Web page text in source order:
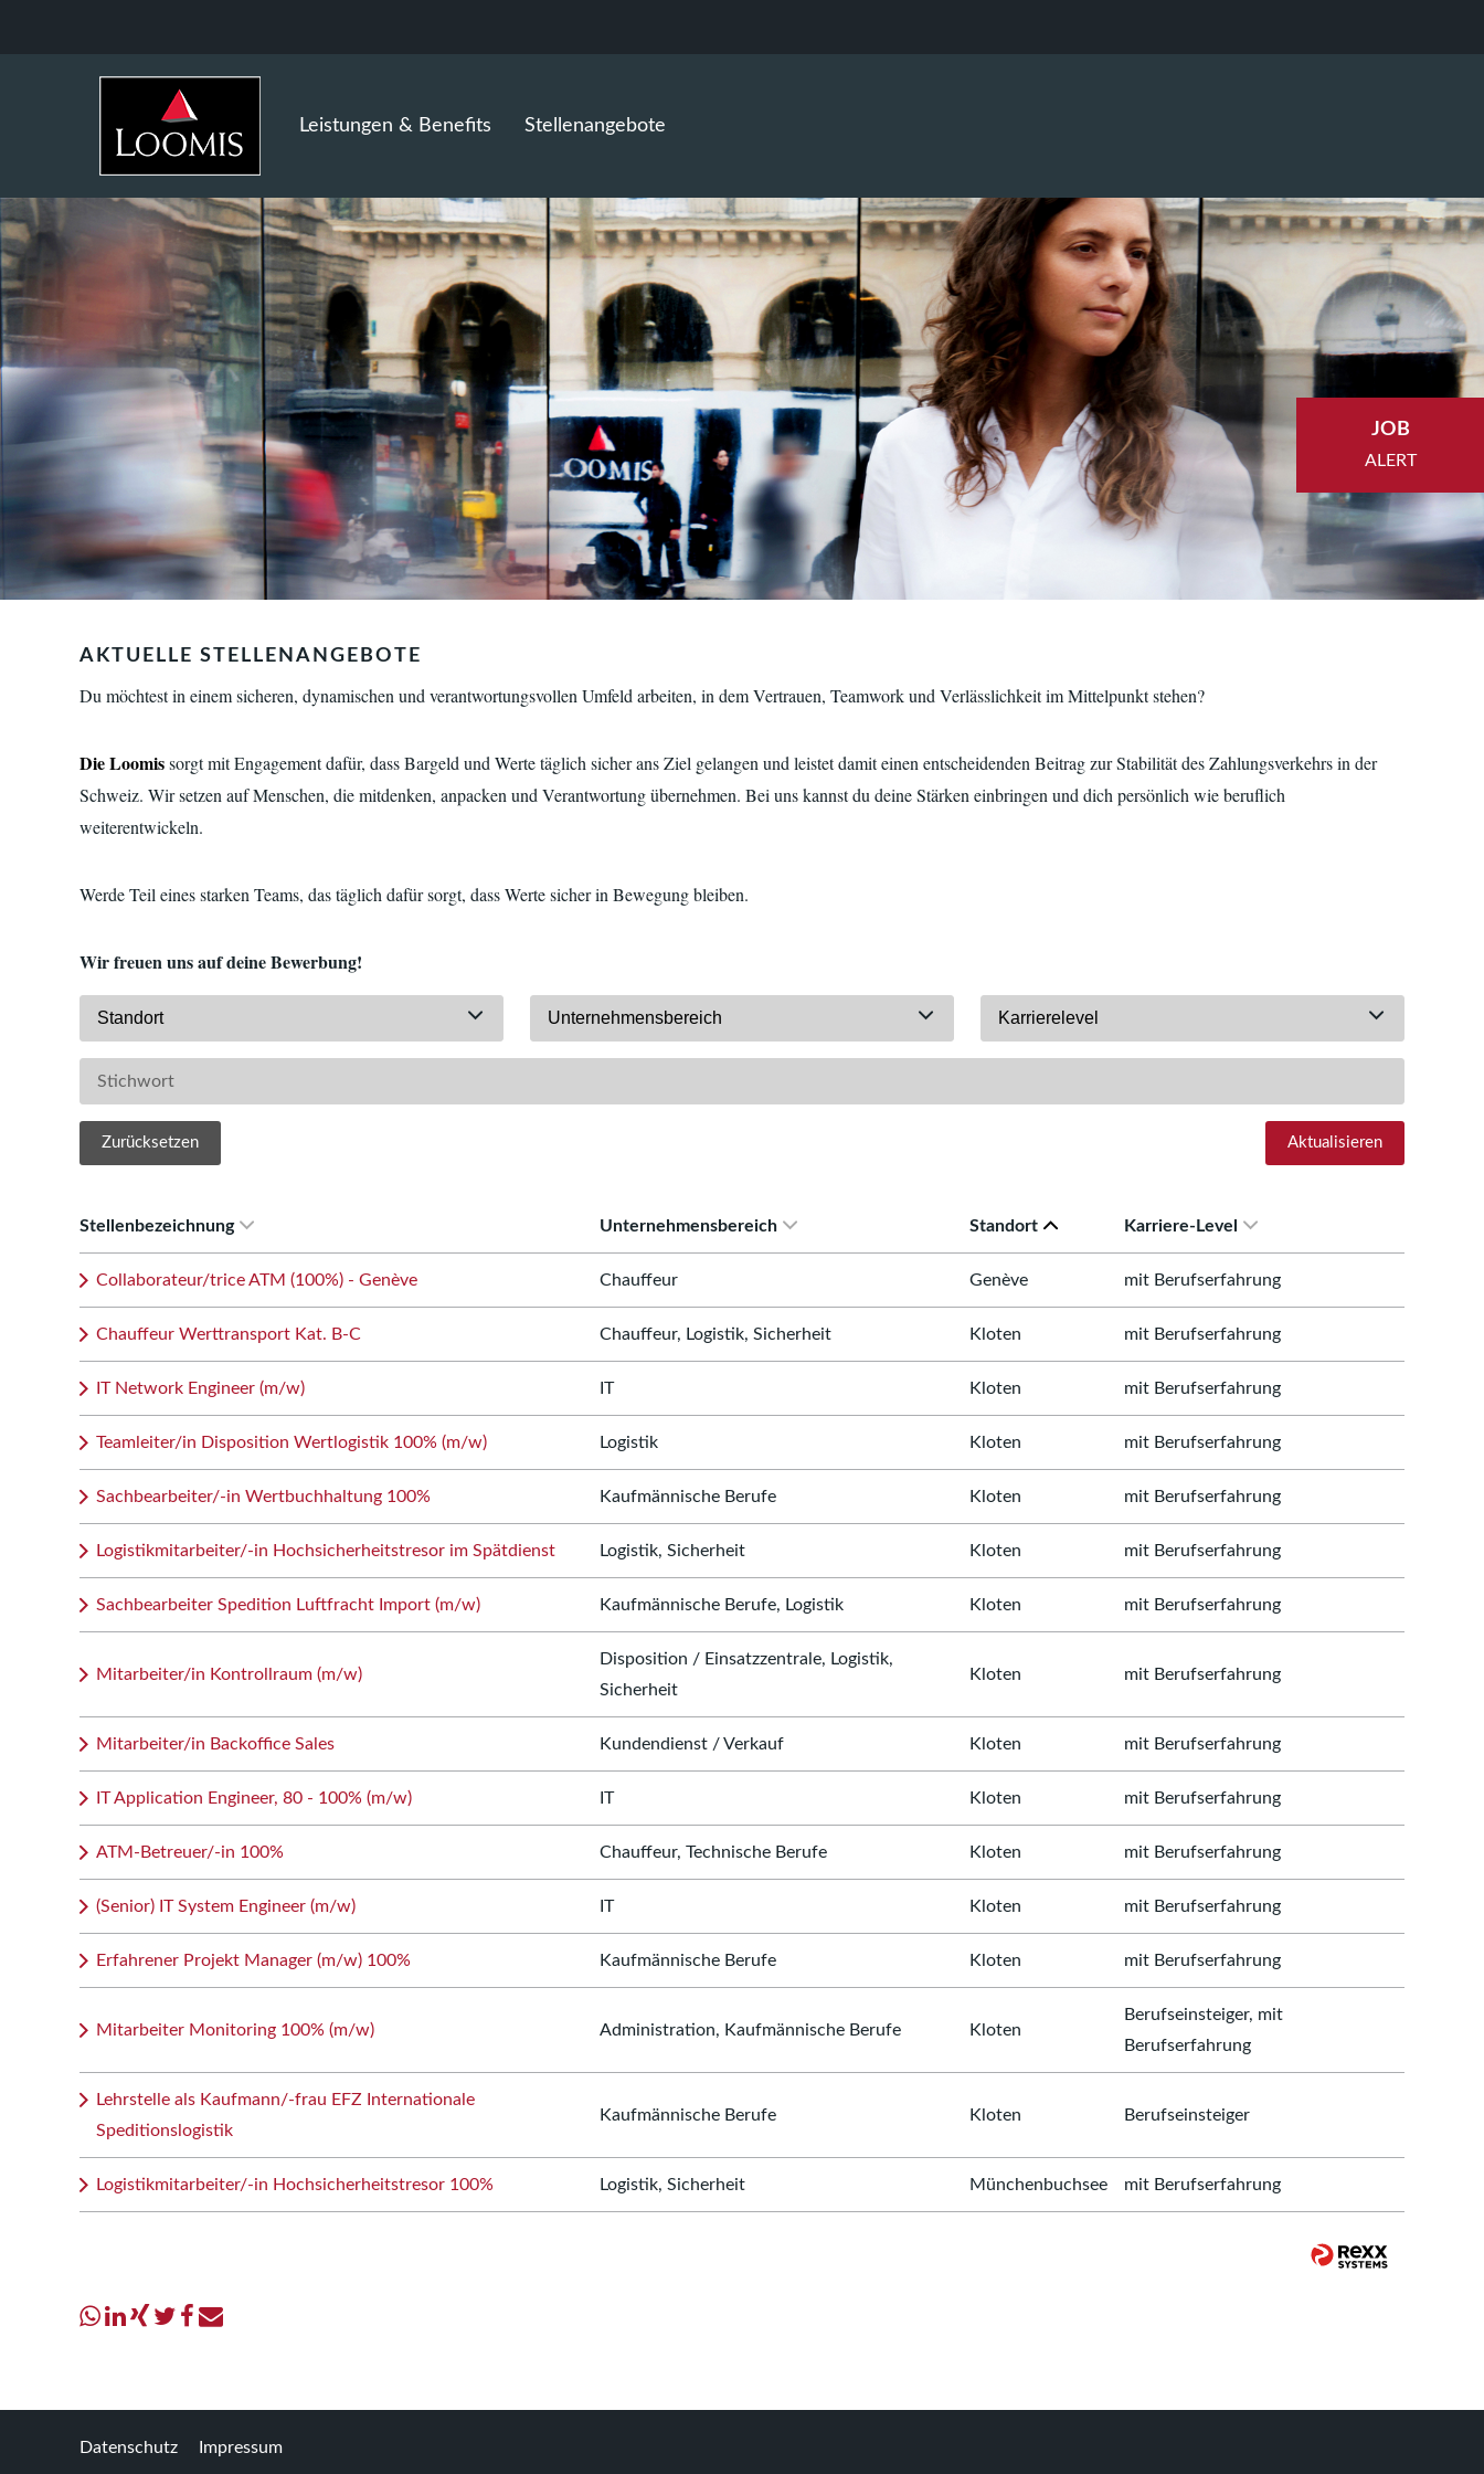
Stellenangebote
Leistungen & Benefits
AKTUELLE STELLENANGEBOTE
Du möchtest in einem sicheren, dynamischen und verantwortungsvollen Umfeld arbeiten, in dem Vertrauen, Teamwork und Verlässlichkeit im Mittelpunkt stehen?
Die Loomissorgt mit Engagement dafür, dass Bargeld und Werte täglich sicher ans Ziel gelangen und leistet damit einen entscheidenden Beitrag zur Stabilität des Zahlungsverkehrs in der
Schweiz. Wir setzen auf Menschen, die mitdenken, anpacken und Verantwortung übernehmen. Bei uns kannst du deine Stärken einbringen und dich persönlich wie beruflich
weiterentwickeln.
Werde Teil eines starken Teams, das täglich dafür sorgt, dass Werte sicher in Bewegung bleiben.
Wir freuen uns auf deine Bewerbung!
Standort Unternehmensbereich Karrierelevel
Zurücksetzen Aktualisieren
Stellenbezeichnung Unternehmensbereich Standort Karriere-Level
Collaborateur/trice ATM (100%) - Genève Chauffeur Genève mit Berufserfahrung
Chauffeur Werttransport Kat. B-C Chauffeur, Logistik, Sicherheit Kloten mit Berufserfahrung
IT Network Engineer (m/w) IT Kloten mit Berufserfahrung
Teamleiter/in Disposition Wertlogistik 100% (m/w) Logistik Kloten mit Berufserfahrung
Sachbearbeiter/-in Wertbuchhaltung 100% Kaufmännische Berufe Kloten mit Berufserfahrung
Logistikmitarbeiter/-in Hochsicherheitstresor im Spätdienst Logistik, Sicherheit Kloten mit Berufserfahrung
Sachbearbeiter Spedition Luftfracht Import (m/w) Kaufmännische Berufe, Logistik Kloten mit Berufserfahrung
Mitarbeiter/in Kontrollraum (m/w)
Disposition / Einsatzzentrale, Logistik,
Sicherheit
Kloten mit Berufserfahrung
Mitarbeiter/in Backoffice Sales Kundendienst / Verkauf Kloten mit Berufserfahrung
IT Application Engineer, 80 - 100% (m/w) IT Kloten mit Berufserfahrung
ATM-Betreuer/-in 100% Chauffeur, Technische Berufe Kloten mit Berufserfahrung
(Senior) IT System Engineer (m/w) IT Kloten mit Berufserfahrung
Erfahrener Projekt Manager (m/w) 100% Kaufmännische Berufe Kloten mit Berufserfahrung
Mitarbeiter Monitoring 100% (m/w) Administration, Kaufmännische Berufe Kloten
Berufseinsteiger, mit
Berufserfahrung
Lehrstelle als Kaufmann/-frau EFZ Internationale
Speditionslogistik
Kaufmännische Berufe Kloten Berufseinsteiger
Logistikmitarbeiter/-in Hochsicherheitstresor 100% Logistik, Sicherheit Münchenbuchsee mit Berufserfahrung
JOB
ALERT
Datenschutz Impressum